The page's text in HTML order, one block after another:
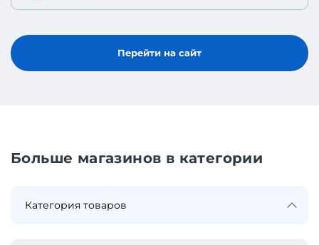
Перейти на сайт
Больше магазинов в категории